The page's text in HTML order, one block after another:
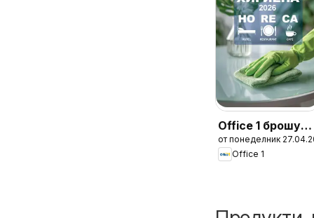
Office 1 брошура
- Хотели Horeca
2026
от понеделник
Office 1